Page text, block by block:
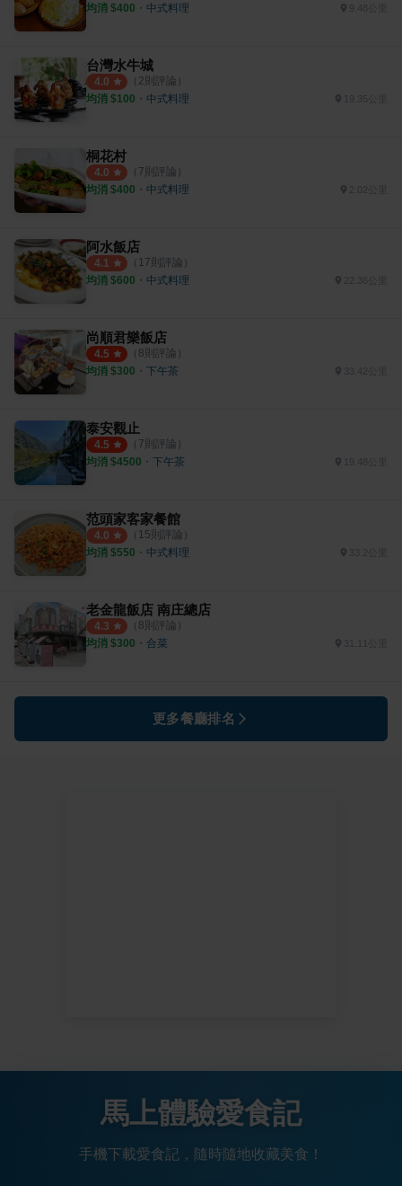
均消 $400 ・ 中式料理 9.48公里
台灣水牛城
4.0 （ 2則評論）
均消 $100 ・ 中式料理 19.35公里
桐花村
4.0 （ 7則評論）
均消 $400 ・ 中式料理 2.02公里
阿水飯店
4.1 （ 17則評論）
均消 $600 ・ 中式料理 22.36公里
尚順君樂飯店
4.5 （ 8則評論）
均消 $300 ・ 下午茶 33.42公里
泰安觀止
4.5 （ 7則評論）
均消 $4500 ・ 下午茶 19.48公里
范頭家客家餐館
4.0 （ 15則評論）
均消 $550 ・ 中式料理 33.2公里
老金龍飯店 南庄總店
4.3 （ 8則評論）
均消 $300 ・ 合菜 31.11公里
更多餐廳排名
馬上體驗愛食記
手機下載愛食記，隨時隨地收藏美食！